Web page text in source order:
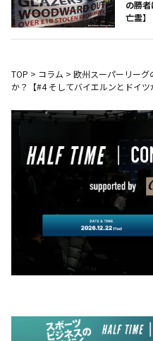
の勝
亡霊】
TOP > コラム > 欧州スーパーリー
か？【#4 そしてバイエルンとドイツ